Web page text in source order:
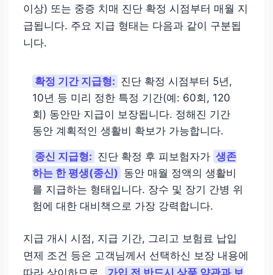
이상) 또는 중증 치매 진단 확정 시점부터 매월 지
급됩니다. 주요 지급 형태는 다음과 같이 구분됩
니다.
확정 기간 지급형: 진단 확정 시점부터 5년,
10년 등 미리 정한 특정 기간(예: 60회, 120
회) 동안만 지급이 보장됩니다. 정해진 기간
동안 계획적인 생활비 확보가 가능합니다.
종신 지급형: 진단 확정 후 피보험자가 생존
하는 한 평생(종신) 동안 매월 정액의 생활비
를 지급하는 형태입니다. 장수 및 장기 간병 위
험에 대한 대비책으로 가장 강력합니다.
지급 개시 시점, 지급 기간, 그리고 보험료 납입
면제 조건 등은 고객님께서 선택하신 보장 내용에
따라 상이하므로, 가입 전 반드시 상품 약관과 보